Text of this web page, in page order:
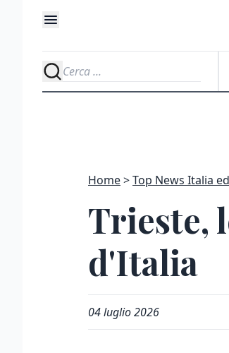
Home Top News Italia
Trieste,
d'Italia
04 luglio 2026